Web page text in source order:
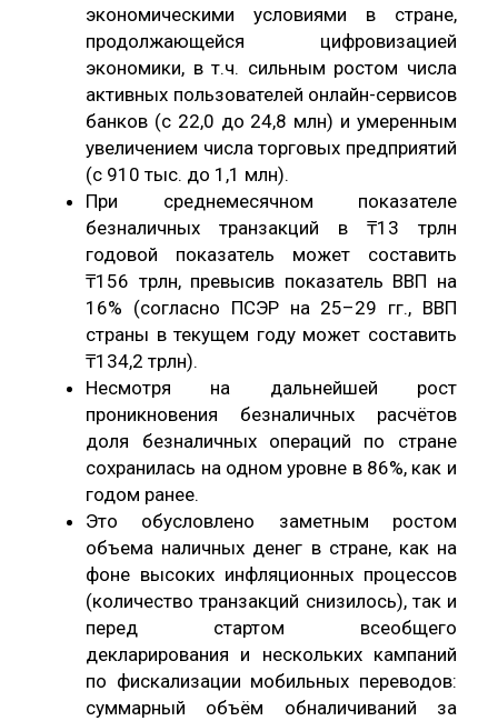
экономическими условиями в стране,
продолжающейся цифровизацией
экономики, в т.ч. сильным ростом числа
активных пользователей онлайн-сервисов
банков (с 22,0 до 24,8 млн) и умеренным
увеличением числа торговых предприятий
(с 910 тыс. до 1,1 млн).
При среднемесячном показателе
безналичных транзакций в ₸13 трлн
годовой показатель может составить
₸156 трлн, превысив показатель ВВП на
16% (согласно ПСЭР на 25–29 гг., ВВП
страны в текущем году может составить
₸134,2 трлн).
Несмотря на дальнейшей рост
проникновения безналичных расчётов
доля безналичных операций по стране
сохранилась на одном уровне в 86%, как и
годом ранее.
Это обусловлено заметным ростом
объема наличных денег в стране, как на
фоне высоких инфляционных процессов
(количество транзакций снизилось), так и
перед стартом всеобщего
декларирования и нескольких кампаний
по фискализации мобильных переводов:
суммарный объём обналичиваний за